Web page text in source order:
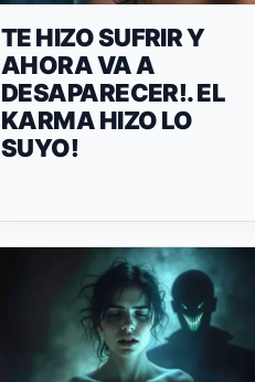
TE HIZO SUFRIR Y
AHORA VA A
DESAPARECER!. EL
KARMA HIZO LO
SUYO!